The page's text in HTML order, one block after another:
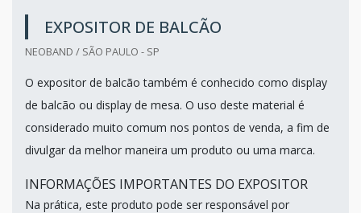
EXPOSITOR DE BALCÃO
NEOBAND / SÃO PAULO - SP
O expositor de balcão também é conhecido como display
de balcão ou display de mesa. O uso deste material é
considerado muito comum nos pontos de venda, a fim de
divulgar da melhor maneira um produto ou uma marca.
INFORMAÇÕES IMPORTANTES DO EXPOSITOR
Na prática, este produto pode ser responsável por